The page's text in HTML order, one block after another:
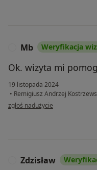
Mb Weryfikacja
Ok. wizyta mi
19 listopada 2024
• Remigiusz Andrzej
w opinii użytkownika Mb
zgłoś nadużycie
Zdzisław